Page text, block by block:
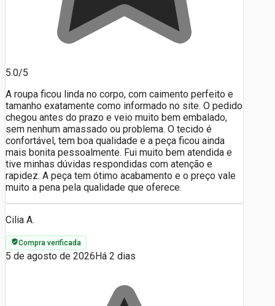
5.0/5
A roupa ficou linda no corpo, com caimento perfeito e
tamanho exatamente como informado no site. O pedido
chegou antes do prazo e veio muito bem embalado,
sem nenhum amassado ou problema. O tecido é
confortável, tem boa qualidade e a peça ficou ainda
mais bonita pessoalmente. Fui muito bem atendida e
tive minhas dúvidas respondidas com atenção e
rapidez. A peça tem ótimo acabamento e o preço vale
muito a pena pela qualidade que oferece.
Cilia A.
Compra verificada
5 de agosto de 2026Há 2 dias